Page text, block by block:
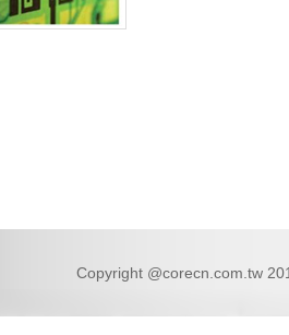
Copyright @corecn.com.tw